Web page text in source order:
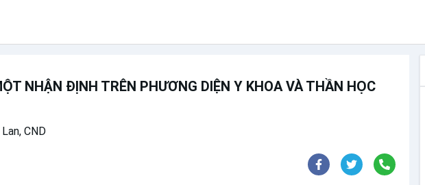
NHẬN ĐỊNH TRÊN PHƯƠNG DIỆN Y KHOA VÀ THẦN HỌC
CND